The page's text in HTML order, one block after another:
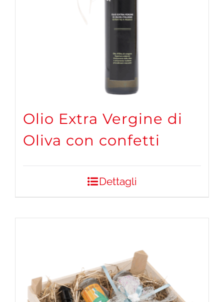
Olio Extra Vergine di
Oliva con confetti
Dettagli